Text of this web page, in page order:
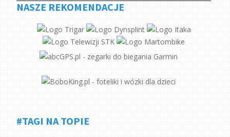
NASZE REKOMENDACJE
#TAGI NA TOPIE